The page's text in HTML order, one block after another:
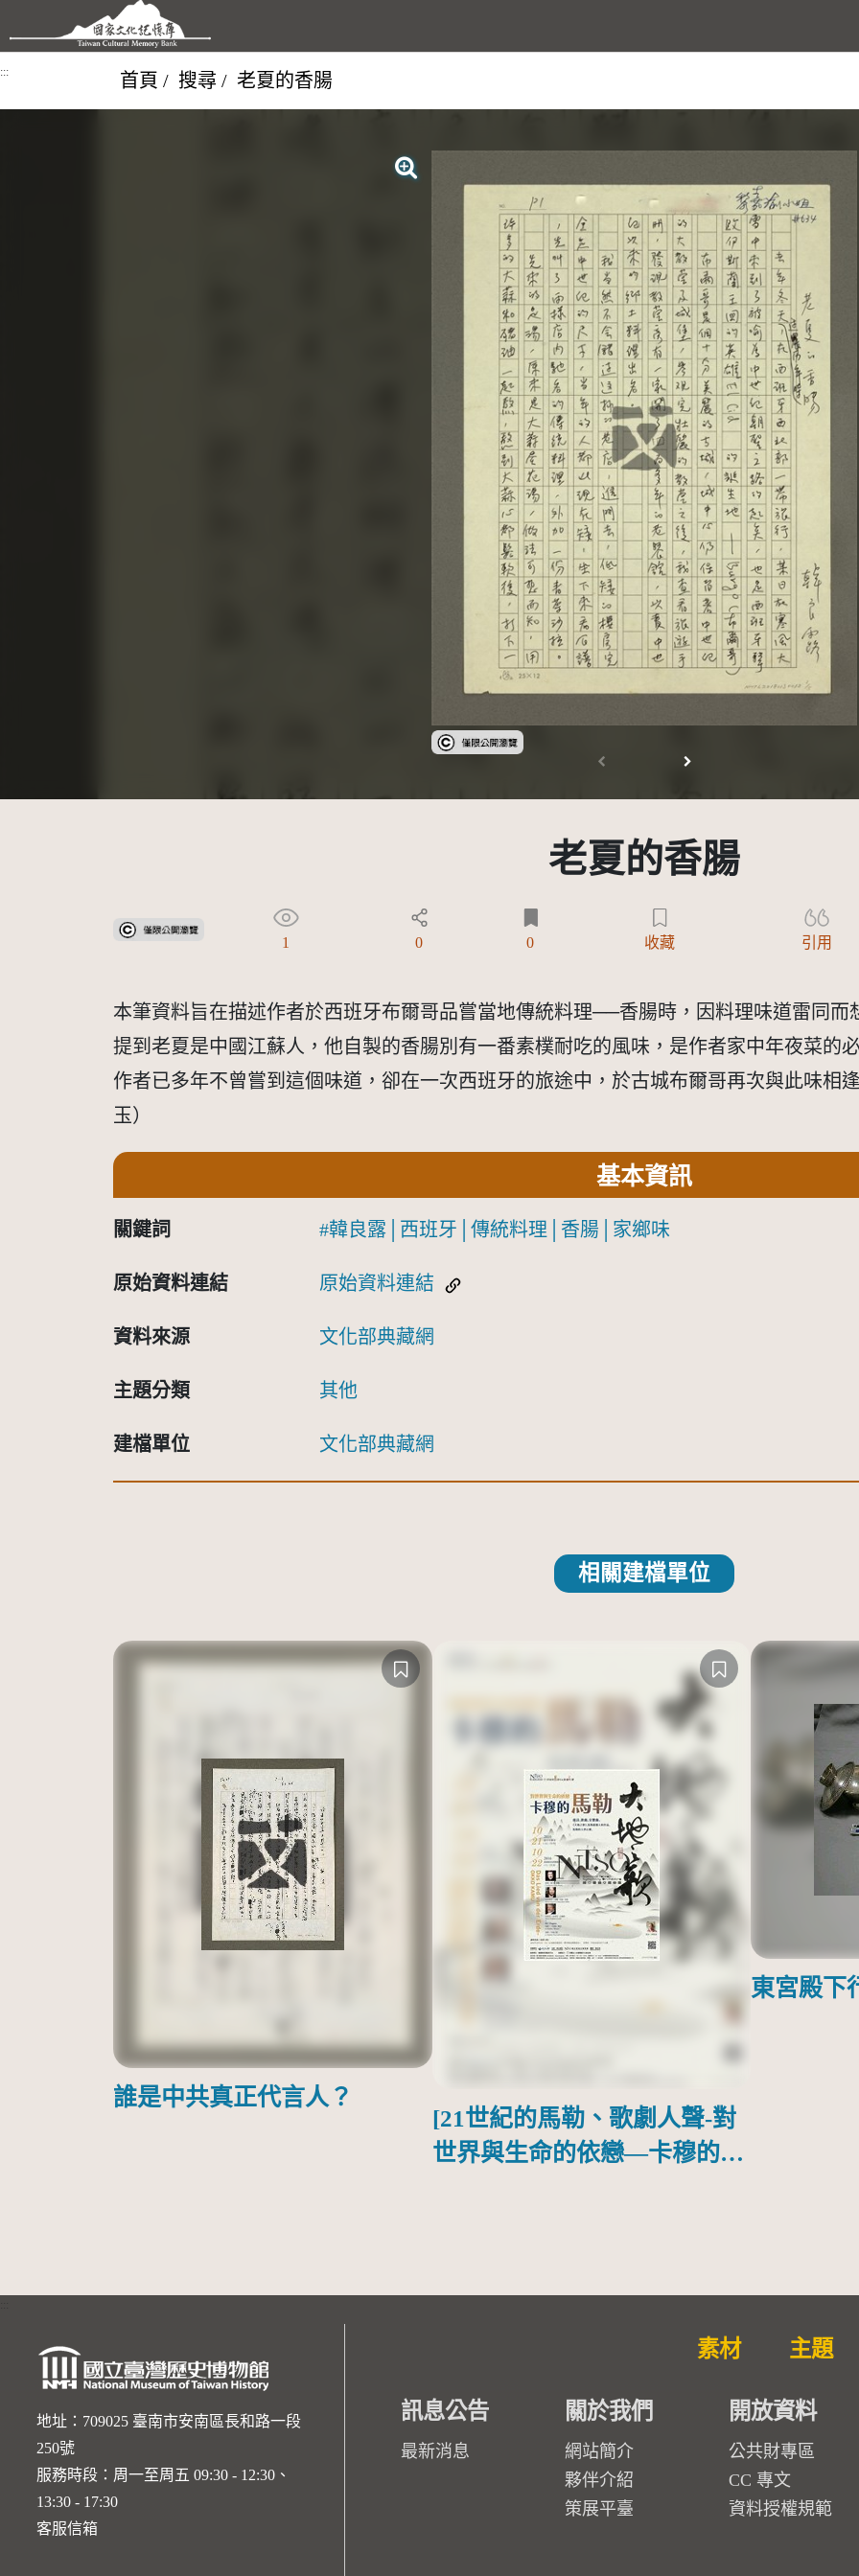
跳到主要內容區塊
::: 首頁 搜尋 老夏的香腸
受著作權法保護-僅限於本平台有限度公開瀏覽
老夏的香腸
受著作權法保護-僅限於本平台有限度公開瀏覽
1 0 0 收藏 引用
本筆資料旨在描述作者於西班牙布爾哥品嘗當地傳統料理──香腸時，因料理味道雷同
提到老夏是中國江蘇人，他自製的香腸別有一番素樸耐吃的風味，是作者家中年夜菜的
作者已多年不曾嘗到這個味道，卻在一次西班牙的旅途中，於古城布爾哥再次與此味相
玉）
基本資訊
關鍵詞 韓良露│西班牙│傳統料理│香腸│家鄉味
原始資料連結 原始資料連結
資料來源 文化部典藏網
主題分類 其他
建檔單位 文化部典藏網
相關建檔單位
誰是中共真正代言人？
[21世紀的馬勒、歌劇人聲-對
世界與生命的依戀—卡穆的馬
東宮殿下
地址：709025 臺南市安南區長和路一段
250號
服務時段：周一至周五 09:30 - 12:30、
13:30 - 17:30
客服信箱
素材 主題
訊息公告
最新消息
關於我們
網站簡介
夥伴介紹
策展平臺
開放資料
公共財專區
CC 專文
資料授權規範